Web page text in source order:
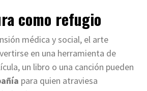
como refugio
médica y social, el arte
en una herramienta de
un libro o una canción pueden
para quien atraviesa